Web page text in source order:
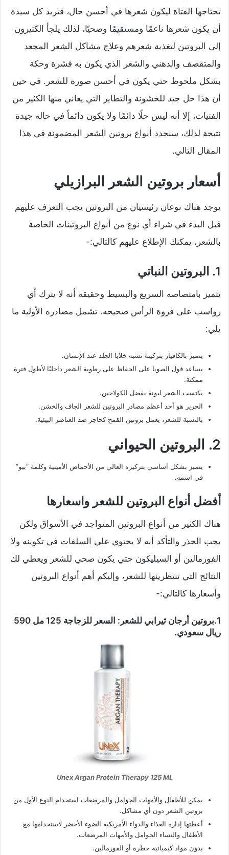
تحتاجها الفتاة ليكون شعرها في أحسن حال، فتريد كل سيدة
أن يكون شعرها ناعمًا ومستقيمًا وصحيًا، لذلك يلجأ الكثيرون
إلى البروتين لتغذية شعرهم وعلاج مشاكل الشعر المجعد
والمتقصف والدهني والشعر الذي يكون به قشرة وحكة
بشكل ملحوظ حتي يكون في أحسن صورة للشعر. في حين
أن هذا حل جيد للخشونة والتطاير التي يعاني منها الكثير من
الفتيات، إلا أنه ليس حلًا دائمًا ولا يكون دائماً في حالة جيدة
نتيجة لذلك، سنحدد أنواع بروتين الشعر المضمونة في هذا
المقال التالي.
أسعار بروتين الشعر البرازيلي
يوجد هناك نوعان رئيسيان من البروتين يجب التعرف عليهم
قبل البدء في شراء أي نوع من أنواع البروتينات الخاصة
بالشعر، يمكنك الإطلاع عليهم كالتالي:-
1. البروتين النباتي
يتميز بامتصاصه السريع والبسيط وحقيقة أنه لا يترك أي
رواسب على فروة الرأس صحيحه. تشمل مصادره الأولية ما
يلي:
يتميز بالكافيار بتركيبة تشبه خلايا الجلد عند الإنسان.
يساعد فول الصويا على الحفاظ على رطوبة الشعر داخليًا لأطول فترة
ممكنة.
يكتسب الشعر ليونة بفضل الكولاجين.
الحرير هو أحد أعظم مصادر البروتين للشعر الجاف والخشن.
بالنسبة للشعر، يعمل بروتين القمح كحاجز ضد العناصر البيئية.
2. البروتين الحيواني
يتميز بشكل أساسي بتركيزه العالي من الأحماض الأمينية وكلمة “بيو”
في اسمه.
أفضل أنواع البروتين للشعر واسعارها
هناك الكثير من أنواع البروتين المتواجد في الأسواق ولكن
يجب الحذر والتأكد أنه لا يحتوي علي السلفات في تكوينه ولا
الفورمالين أو السيليكون حتي يكون صحي للشعر ويعطي لك
النتائج التي تنتظرينها للشعر، وإليكم أهم أنواع البروتين
وأسعارها كالتالي:-
1.بروتين أرجان ثيرابي للشعر: السعر للزجاجة 125 مل 590
ريال سعودي.
Unex Argan Protein Therapy 125 ML
يمكن للأطفال والأمهات الحوامل والمرضعات استخدام النوع الأول من
بروتين الشعر دون أي مشاكل.
أعطتها إدارة الغذاء والدواء الأمريكية الضوء الأخضر لاستخدامها مع
الأطفال والنساء الحوامل والأمهات المرضعات.
بدون مواد كيميائية خطرة أو الفورمالين.